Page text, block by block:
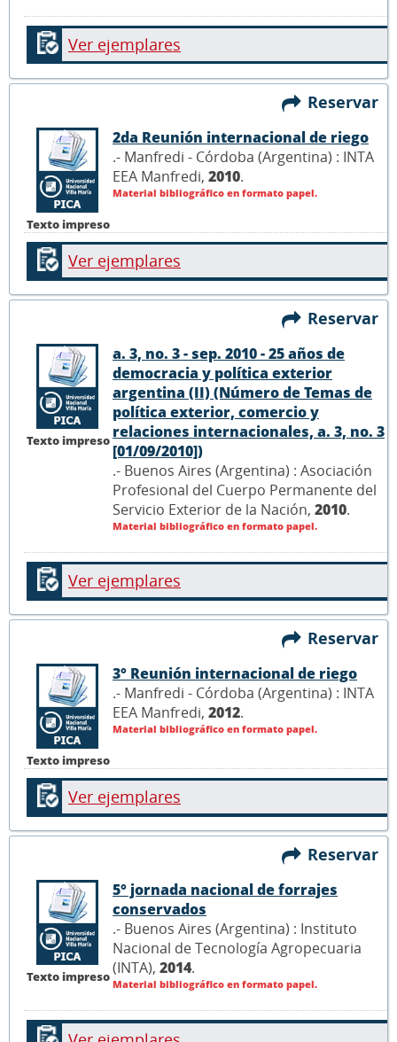
Ver ejemplares
Reservar
Texto impreso
2da Reunión internacional de riego
.- Manfredi - Córdoba (Argentina) : INTA
EEA Manfredi, 2010.
Material bibliográfico en formato papel.
Ver ejemplares
Reservar
Texto impreso
a. 3, no. 3 - sep. 2010 - 25 años de
democracia y política exterior
argentina (II) (Número de Temas de
política exterior, comercio y
relaciones internacionales, a. 3, no. 3
[01/09/2010])
.- Buenos Aires (Argentina) : Asociación
Profesional del Cuerpo Permanente del
Servicio Exterior de la Nación, 2010.
Material bibliográfico en formato papel.
Ver ejemplares
Reservar
Texto impreso
3° Reunión internacional de riego
.- Manfredi - Córdoba (Argentina) : INTA
EEA Manfredi, 2012.
Material bibliográfico en formato papel.
Ver ejemplares
Reservar
Texto impreso
5° jornada nacional de forrajes
conservados
.- Buenos Aires (Argentina) : Instituto
Nacional de Tecnología Agropecuaria
(INTA), 2014.
Material bibliográfico en formato papel.